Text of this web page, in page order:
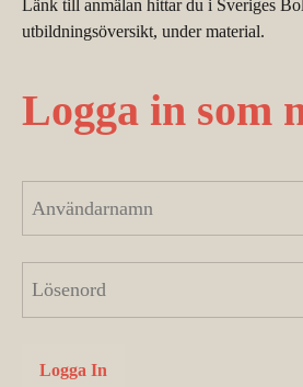
Länk till anmälan hittar du i Sveriges
utbildningsöversikt, under material.
Logga in som